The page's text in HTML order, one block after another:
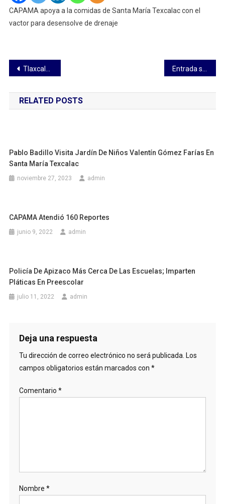
CAPAMA apoya a la comidas de Santa María Texcalac con el
vactor para desensolve de drenaje
Navegación
de
entradas
Tlaxcala Capital será sede del Canva Fest Tlaxcala 2024 Entrada siguiente
RELATED POSTS
Pablo Badillo Visita Jardín De Niños Valentín Gómez Farías En
Santa María Texcalac
noviembre 27, 2023 admin
CAPAMA Atendió 160 Reportes
junio 9, 2022 admin
Policía De Apizaco Más Cerca De Las Escuelas; Imparten
Pláticas En Preescolar
julio 11, 2022 admin
Deja una respuesta
Tu dirección de correo electrónico no será publicada. Los
campos obligatorios están marcados con *
Comentario *
Nombre *